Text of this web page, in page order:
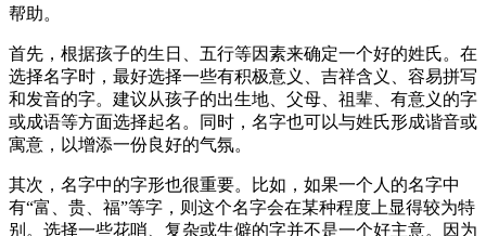
帮助。
首先，根据孩子的生日、五行等因素来确定一个好的姓氏。在
选择名字时，最好选择一些有积极意义、吉祥含义、容易拼写
和发音的字。建议从孩子的出生地、父母、祖辈、有意义的字
或成语等方面选择起名。同时，名字也可以与姓氏形成谐音或
寓意，以增添一份良好的气氛。
其次，名字中的字形也很重要。比如，如果一个人的名字中
有“富、贵、福”等字，则这个名字会在某种程度上显得较为特
别。选择一些花哨、复杂或生僻的字并不是一个好主意。因为